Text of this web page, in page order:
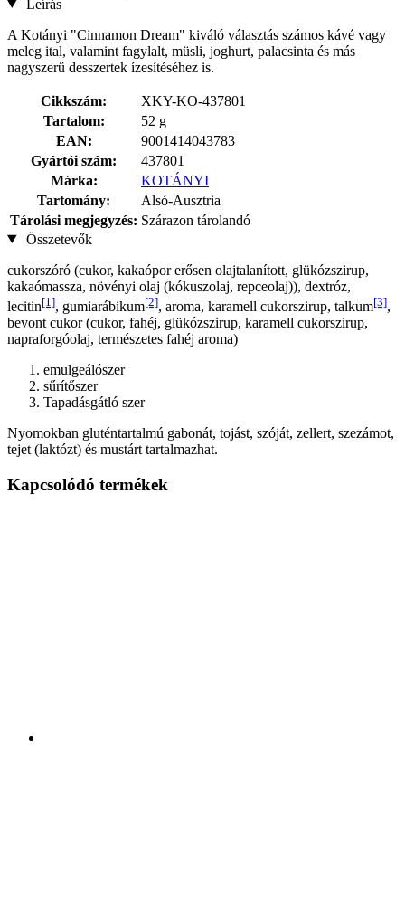
Leírás
A Kotányi "Cinnamon Dream" kiváló választás számos kávé vagy
meleg ital, valamint fagylalt, müsli, joghurt, palacsinta és más
nagyszerű desszertek ízesítéséhez is.
Cikkszám:
XKY-KO-437801
Tartalom:
52 g
EAN:
9001414043783
Gyártói szám:
437801
Márka:
KOTÁNYI
Tartomány:
Alsó-Ausztria
Tárolási megjegyzés: Szárazon tárolandó
Összetevők
cukorszóró (cukor, kakaópor erősen olajtalanított, glükózszirup,
kakaómassza, növényi olaj (kókuszolaj, repceolaj)), dextróz,
lecitin[1], gumiarábikum[2], aroma, karamell cukorszirup, talkum[3],
bevont cukor (cukor, fahéj, glükózszirup, karamell cukorszirup,
napraforgóolaj, természetes fahéj aroma)
emulgeálószer
sűrítőszer
Tapadásgátló szer
Nyomokban gluténtartalmú gabonát, tojást, szóját, zellert, szezámot,
tejet (laktózt) és mustárt tartalmazhat.
Kapcsolódó termékek